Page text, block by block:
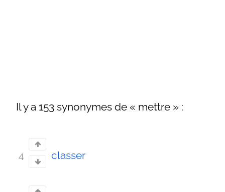
Il y a 153 synonymes de « mettre » :
4 classer